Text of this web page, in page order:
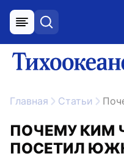
меню поиск
Главная Статьи
ПОЧЕМУ КИМ
ПОСЕТИЛ